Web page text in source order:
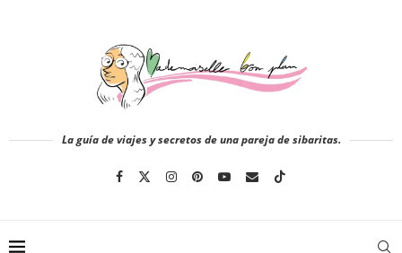
La guía de viajes y secretos de una pareja de sibaritas.